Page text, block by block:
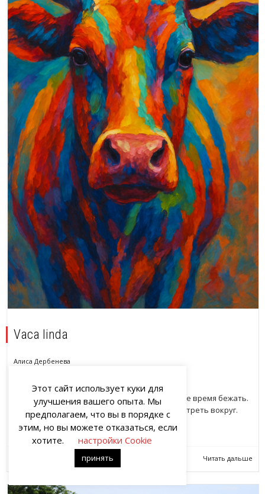
Vaca linda
Алиса Дербенева
Один хороший человек сказал, что нельзя все время бежать.
Нужно уметь остановиться и спокойно посмотреть вокруг.
Поднять голову и...
Читать дальше
Этот сайт использует куки для
улучшения вашего опыта. Мы
предполагаем, что вы в порядке с
этим, но вы можете отказаться, если
хотите.
настройки Cookie
принять